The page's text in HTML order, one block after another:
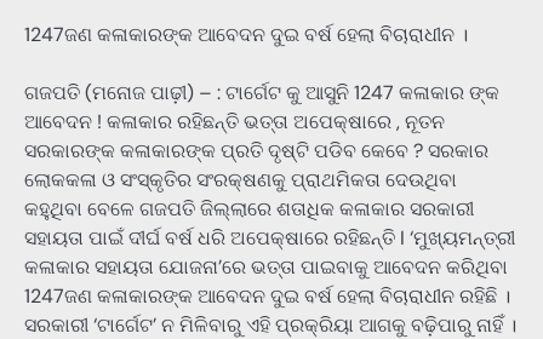
1247ଜଣ କଳାକାରଙ୍କ ଆବେଦନ ଦୁଇ ବର୍ଷ ହେଲା ବିଚାରାଧୀନ ।
ଗଜପତି (ମନୋଜ ପାଢ଼ୀ) – : ଟାର୍ଗେଟ କୁ ଆସୁନି 1247 କଳାକାର ଙ୍କ
ଆବେଦନ ! କଳାକାର ରହିଛନ୍ତି ଭତ୍ତା ଅପେକ୍ଷାରେ , ନୂତନ
ସରକାରଙ୍କ କଳାକାରଙ୍କ ପ୍ରତି ଦୃଷ୍ଟି ପଡିବ କେବେ ? ସରକାର
ଲୋକକଳା ଓ ସଂସ୍କୃତିର ସଂରକ୍ଷଣକୁ ପ୍ରାଥମିକତା ଦେଉଥିବା
କହୁଥିବା ବେଳେ ଗଜପତି ଜିଲ୍ଲାରେ ଶତାଧିକ କଳାକାର ସରକାରୀ
ସହାୟତା ପାଇଁ ଦୀର୍ଘ ବର୍ଷ ଧରି ଅପେକ୍ଷାରେ ରହିଛନ୍ତି I ‘ମୁଖ୍ୟମନ୍ତ୍ରୀ
କଳାକାର ସହାୟତା ଯୋଜନା’ରେ ଭତ୍ତା ପାଇବାକୁ ଆବେଦନ କରିଥିବା
1247ଜଣ କଳାକାରଙ୍କ ଆବେଦନ ଦୁଇ ବର୍ଷ ହେଲା ବିଚାରାଧୀନ ରହିଛି ।
ସରକାରୀ ‘ଟାର୍ଗେଟ’ ନ ମିଳିବାରୁ ଏହି ପ୍ରକ୍ରିୟା ଆଗକୁ ବଢ଼ିପାରୁ ନାହିଁ ।